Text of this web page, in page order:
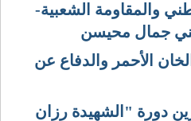
والمقاومة الشعبية-
جمال محيسن
الأحمر والدفاع عن
دورة "الشهيدة رزان